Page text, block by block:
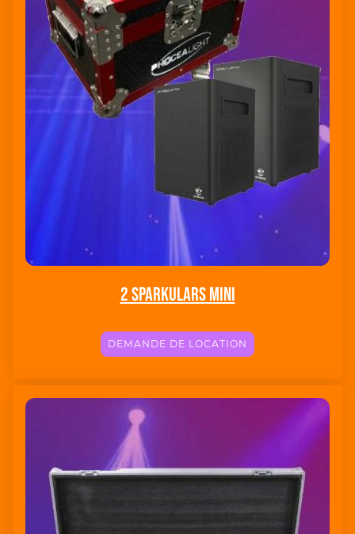
2 Sparkulars mini
DEMANDE DE LOCATION